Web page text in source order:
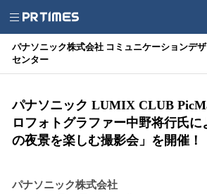
パナソニック株式会社 コミュニケーションデ
センター
パナソニック LUMIX CLUB
ロフォトグラファー中野将行氏
の夜景を楽しむ撮影会」を開催！
パナソニック株式会社